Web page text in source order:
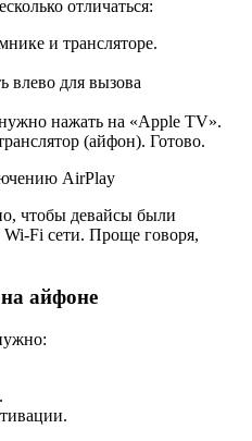
отличаться:
и трансляторе.
влево для вызова
нажать на «Apple TV».
(айфон). Готово.
AirPlay
чтобы девайсы были
Fi сети. Проще говоря,
айфоне